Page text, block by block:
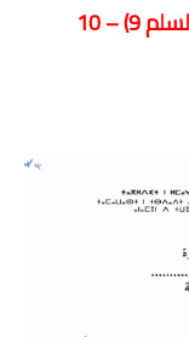
مباراة توظيف تقنيين من الدرجة الثالثة (السلم 9) – 10